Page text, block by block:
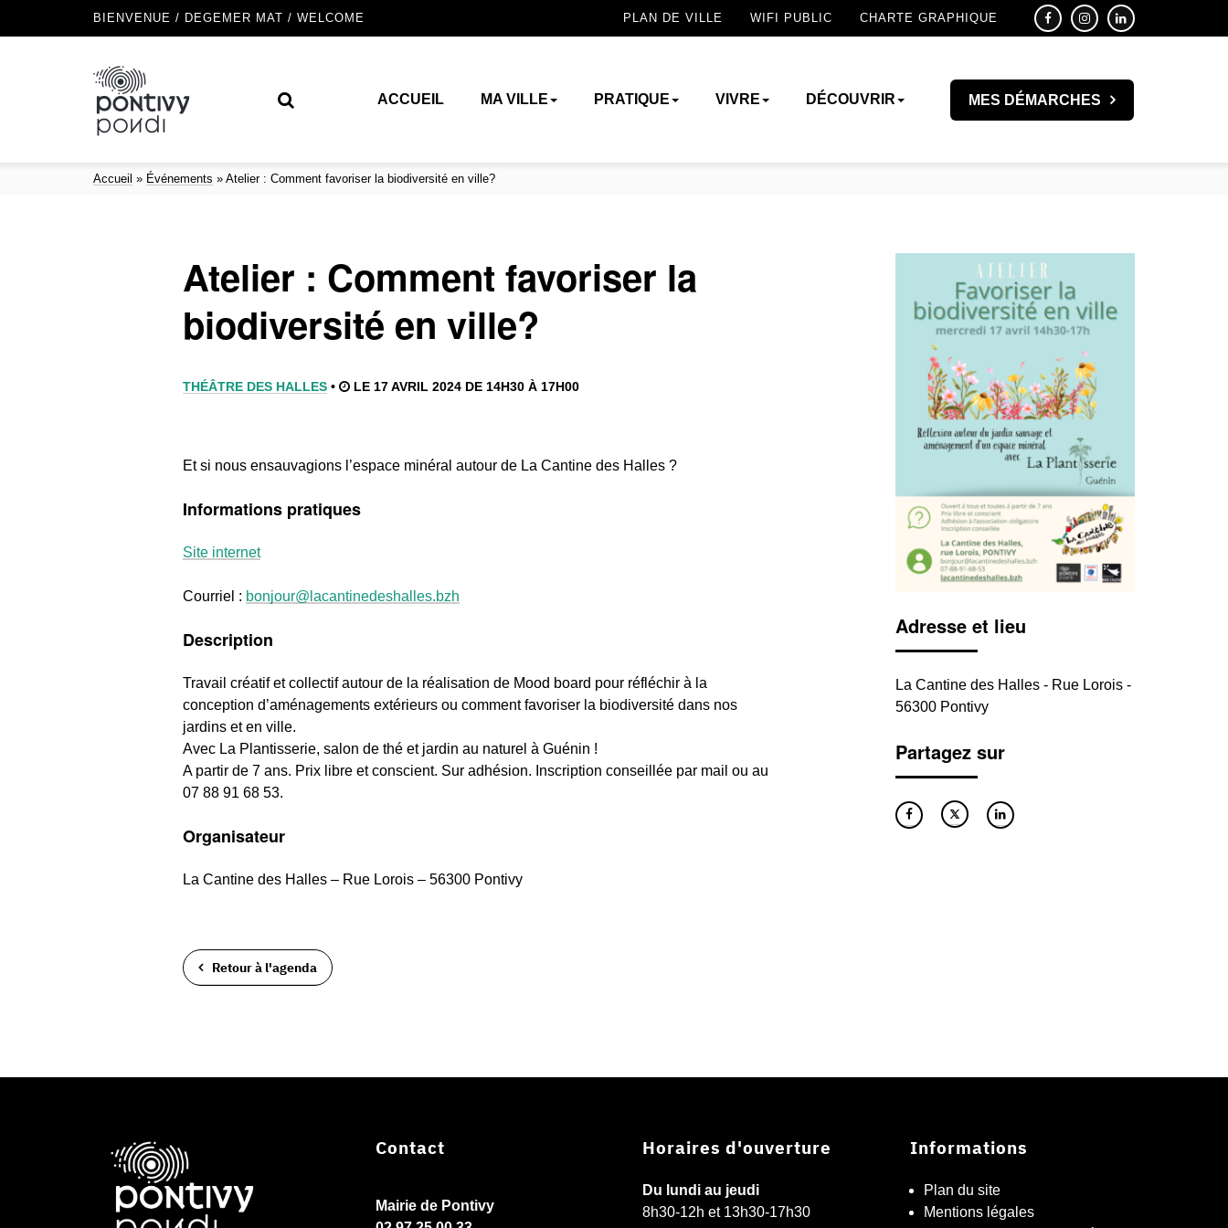
BIENVENUE / DEGEMER MAT / WELCOME PLAN DE VILLE WIFI PUBLIC CHARTE GRAPHIQUE
ACCUEIL MA VILLE PRATIQUE VIVRE DÉCOUVRIR MES DÉMARCHES
Accueil » Événements » Atelier : Comment favoriser la biodiversité en ville?
Atelier : Comment favoriser la
biodiversité en ville?
THÉÂTRE DES HALLES• LE 17 AVRIL 2024 DE 14H30 À 17H00
Et si nous ensauvagions l’espace minéral autour de La Cantine des Halles ?
Informations pratiques
Site internet
Courriel : bonjour@lacantinedeshalles.bzh
Description
Travail créatif et collectif autour de la réalisation de Mood board pour réfléchir à la
conception d’aménagements extérieurs ou comment favoriser la biodiversité dans nos
jardins et en ville.
Avec La Plantisserie, salon de thé et jardin au naturel à Guénin !
A partir de 7 ans. Prix libre et conscient. Sur adhésion. Inscription conseillée par mail ou au
07 88 91 68 53.
Organisateur
La Cantine des Halles – Rue Lorois – 56300 Pontivy
Retour à l'agenda
Adresse et lieu
La Cantine des Halles - Rue Lorois -
56300 Pontivy
Partagez sur
Contact
Mairie de Pontivy
Horaires d'ouverture
Du lundi au jeudi
8h30-12h et 13h30-17h30
Informations
Plan du site
Mentions légales